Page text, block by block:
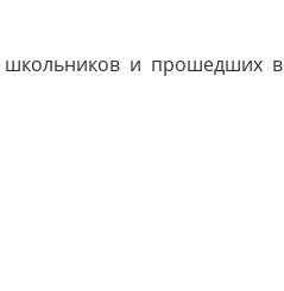
и прошедших в